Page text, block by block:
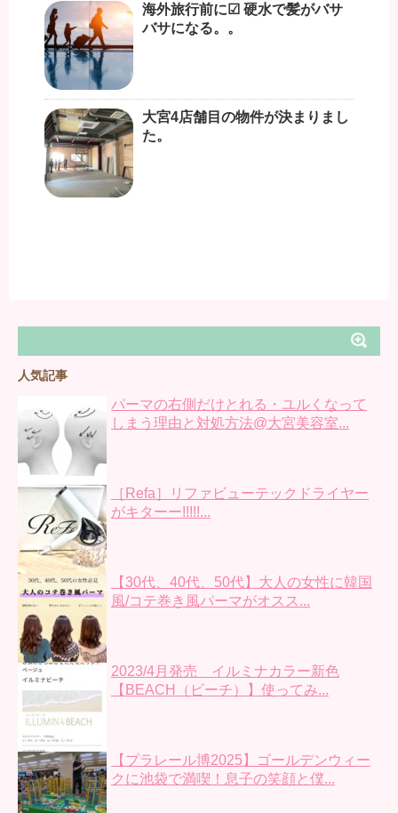
海外旅行前に☑︎ 硬水で髪がバサ
バサになる。。
大宮4店舗目の物件が決まりまし
た。
人気記事
パーマの右側だけとれる・ユルくなって
しまう理由と対処方法@大宮美容室...
［Refa］リファビューテックドライヤー
がキターー!!!!!...
【30代、40代、50代】大人の女性に韓国
風/コテ巻き風パーマがオスス...
2023/4月発売 イルミナカラー新色
【BEACH（ビーチ）】使ってみ...
【プラレール博2025】ゴールデンウィー
クに池袋で満喫！息子の笑顔と僕...